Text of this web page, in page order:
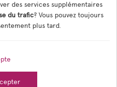
Agent
des services supplémentaires
du trafic? Vous pouvez toujours
plus tard.